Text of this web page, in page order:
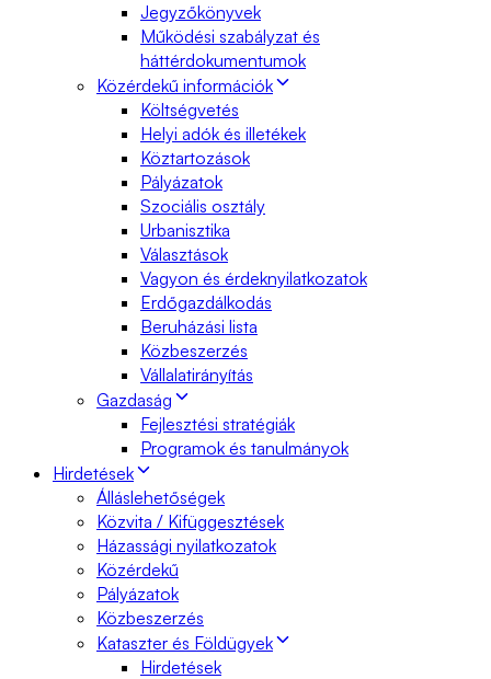
Jegyzőkönyvek
Működési szabályzat és
háttérdokumentumok
Közérdekű információk
Költségvetés
Helyi adók és illetékek
Köztartozások
Pályázatok
Szociális osztály
Urbanisztika
Választások
Vagyon és érdeknyilatkozatok
Erdőgazdálkodás
Beruházási lista
Közbeszerzés
Vállalatirányítás
Gazdaság
Fejlesztési stratégiák
Programok és tanulmányok
Hirdetések
Álláslehetőségek
Közvita / Kifüggesztések
Házassági nyilatkozatok
Közérdekű
Pályázatok
Közbeszerzés
Kataszter és Földügyek
Hirdetések